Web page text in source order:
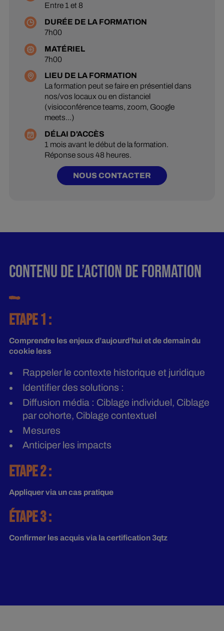
Entre 1 et 8
DURÉE DE LA FORMATION
7h00
MATÉRIEL
7h00
LIEU DE LA FORMATION
La formation peut se faire en présentiel dans
nos/vos locaux ou en distanciel
(visioconférence teams, zoom, Google
meets…)
DÉLAI D'ACCÈS
1 mois avant le début de la formation.
Réponse sous 48 heures.
NOUS CONTACTER
CONTENU DE L’ACTION DE FORMATION
ETAPE 1 :
Comprendre les enjeux d’aujourd’hui et de demain du
cookie less
Rappeler le contexte historique et juridique
Identifier des solutions :
Diffusion média : Ciblage individuel, Ciblage
par cohorte, Ciblage contextuel
Mesures
Anticiper les impacts
ETAPE 2 :
Appliquer via un cas pratique
ÉTAPE 3 :
Confirmer les acquis via la certification 3qtz